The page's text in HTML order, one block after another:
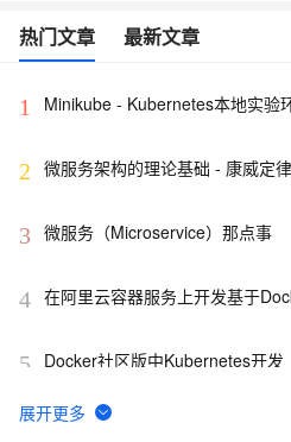
热门文章 最新文章
1 Minikube - Kubernetes本地实验
2 微服务架构的理论基础 - 康威定律
3 微服务（Microservice）那点事
4 在阿里云容器服务上开发基于
5 Docker社区版中Kubernetes开发
6
一键托管，阿里云全链路追踪服